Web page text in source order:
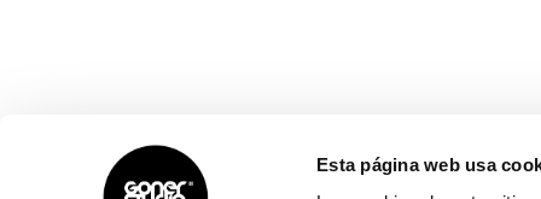
Esta página web usa